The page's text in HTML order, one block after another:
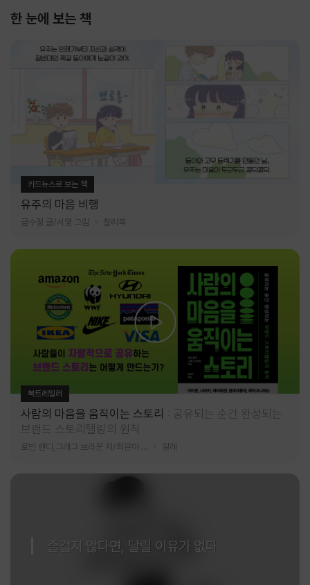
한 눈에 보는 책
카드뉴스로 보는 책
유주의 마음 비행
금수정 글/서영 그림 찰리북
북트레일러
사람의 마음을 움직이는 스토리
공유되는 순간 완성되는
브랜드 스토리텔링의 원칙
알레
즐겁지 않다면, 달릴 이유가 없다